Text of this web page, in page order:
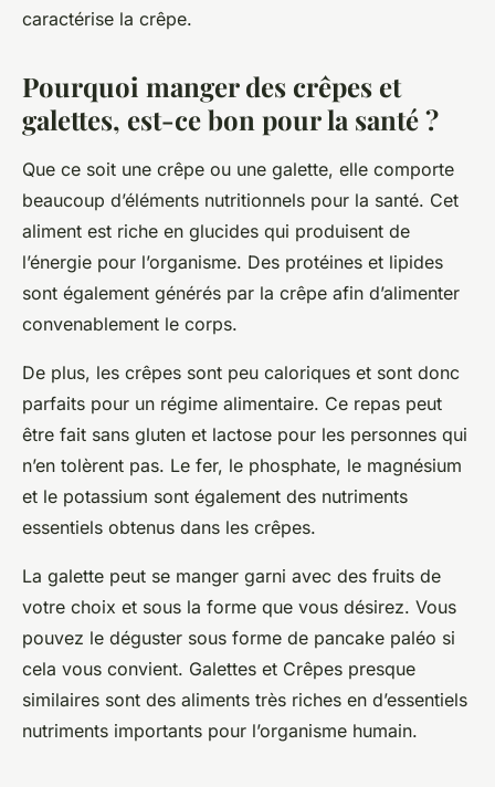
caractérise la crêpe.
Pourquoi manger des crêpes et
galettes, est-ce bon pour la santé ?
Que ce soit une crêpe ou une galette, elle comporte
beaucoup d’éléments nutritionnels pour la santé. Cet
aliment est riche en glucides qui produisent de
l’énergie pour l’organisme. Des protéines et lipides
sont également générés par la crêpe afin d’alimenter
convenablement le corps.
De plus, les crêpes sont peu caloriques et sont donc
parfaits pour un régime alimentaire. Ce repas peut
être fait sans gluten et lactose pour les personnes qui
n’en tolèrent pas. Le fer, le phosphate, le magnésium
et le potassium sont également des nutriments
essentiels obtenus dans les crêpes.
La galette peut se manger garni avec des fruits de
votre choix et sous la forme que vous désirez. Vous
pouvez le déguster sous forme de pancake paléo si
cela vous convient. Galettes et Crêpes presque
similaires sont des aliments très riches en d’essentiels
nutriments importants pour l’organisme humain.